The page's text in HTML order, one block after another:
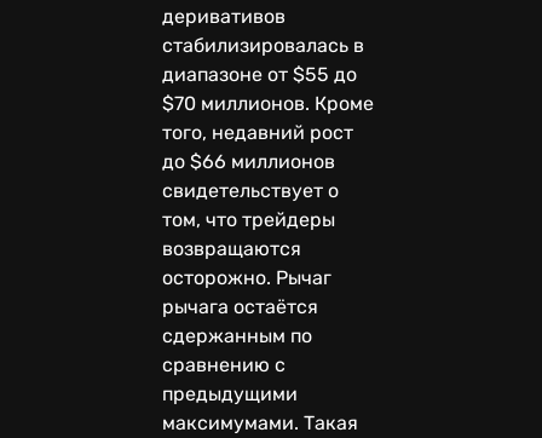
деривативов
стабилизировалась в
диапазоне от $55 до
$70 миллионов. Кроме
того, недавний рост
до $66 миллионов
свидетельствует о
том, что трейдеры
возвращаются
осторожно. Рычаг
рычага остаётся
сдержанным по
сравнению с
предыдущими
максимумами. Такая